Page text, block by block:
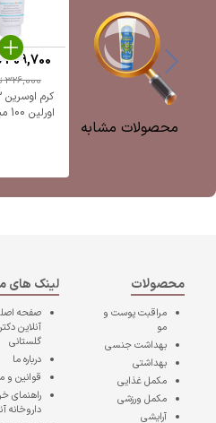
محصولات مشابه
اورلین 100 میلی لیتر
326,000
309,700
محصولات
مراقبت پوست و
مو
بهداشت جنسی
بهداشتی
مکمل غذایی
مکمل ورزشی
آرایشی
لینک های
صفحه
آنلاین
گلستانی
درباره ما
قوانین و
راهنمای
داروخانه